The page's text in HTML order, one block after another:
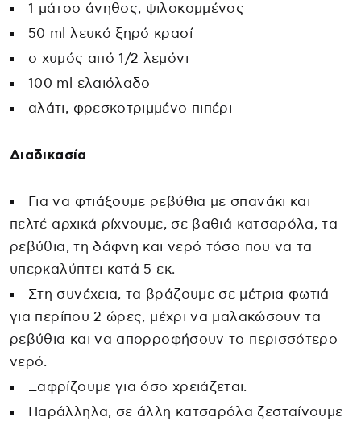
1 μάτσο άνηθος, ψιλοκομμένος
50 ml λευκό ξηρό κρασί
ο χυμός από 1/2 λεμόνι
100 ml ελαιόλαδο
αλάτι, φρεσκοτριμμένο πιπέρι
Διαδικασία
Για να φτιάξουμε ρεβύθια με σπανάκι και
πελτέ αρχικά ρίχνουμε, σε βαθιά κατσαρόλα, τα
ρεβύθια, τη δάφνη και νερό τόσο που να τα
υπερκαλύπτει κατά 5 εκ.
Στη συνέχεια, τα βράζουμε σε μέτρια φωτιά
για περίπου 2 ώρες, μέχρι να μαλακώσουν τα
ρεβύθια και να απορροφήσουν το περισσότερο
νερό.
Ξαφρίζουμε για όσο χρειάζεται.
Παράλληλα, σε άλλη κατσαρόλα ζεσταίνουμε